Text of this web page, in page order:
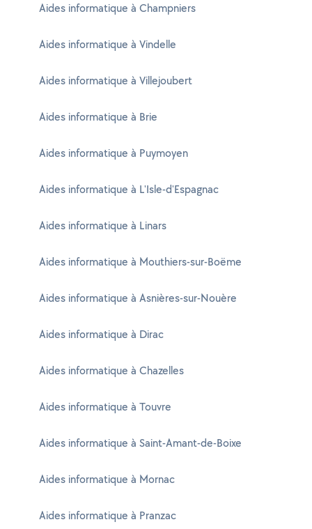
Aides informatique à Champniers
Aides informatique à Vindelle
Aides informatique à Villejoubert
Aides informatique à Brie
Aides informatique à Puymoyen
Aides informatique à L'Isle-d'Espagnac
Aides informatique à Linars
Aides informatique à Mouthiers-sur-Boëme
Aides informatique à Asnières-sur-Nouère
Aides informatique à Dirac
Aides informatique à Chazelles
Aides informatique à Touvre
Aides informatique à Saint-Amant-de-Boixe
Aides informatique à Mornac
Aides informatique à Pranzac